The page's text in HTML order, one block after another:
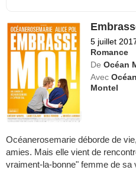
5 juillet
Romance
De Océan
Avec
Montel
Océanerosemarie déborde de
amies. Mais elle vient de
vraiment-la-bonne" femme de sa